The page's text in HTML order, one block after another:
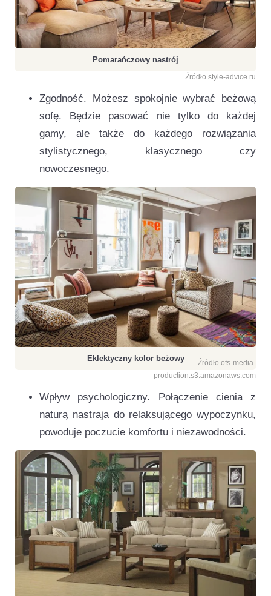
Pomarańczowy nastrój
Źródło style-advice.ru
Zgodność. Możesz spokojnie wybrać beżową
sofę. Będzie pasować nie tylko do każdej
gamy, ale także do każdego rozwiązania
stylistycznego, klasycznego czy
nowoczesnego.
Eklektyczny kolor beżowy
Źródło ofs-media-
production.s3.amazonaws.com
Wpływ psychologiczny. Połączenie cienia z
naturą nastraja do relaksującego wypoczynku,
powoduje poczucie komfortu i niezawodności.